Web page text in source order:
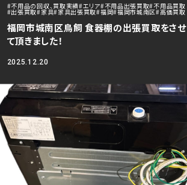
#不用品の回収、買取実績#エリア#不用品出張買取#不用品買取
#出張買取#家具#家具出張買取#福岡#福岡市城南区#高価買取
福岡市城南区鳥飼 食器棚の出張買取をさせ
て頂きました！
2025.12.20